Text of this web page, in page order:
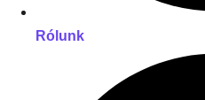
Rólunk